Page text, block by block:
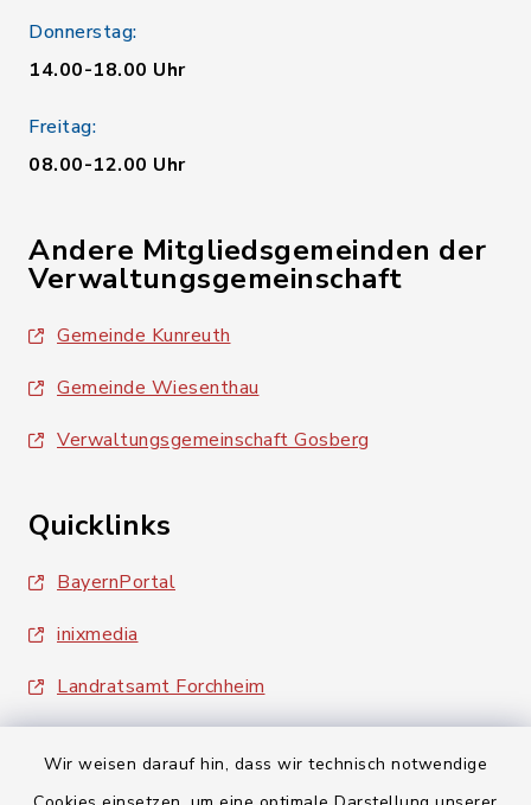
Wir weisen darauf hin, dass wir technisch notwendige
Donnerstag:
14.00-18.00 Uhr
Freitag:
08.00-12.00 Uhr
Andere Mitgliedsgemeinden der
Verwaltungsgemeinschaft
Gemeinde Kunreuth
Gemeinde Wiesenthau
Verwaltungsgemeinschaft Gosberg
Quicklinks
BayernPortal
inixmedia
Landratsamt Forchheim